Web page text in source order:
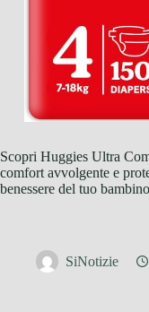
Scopri Huggies Ultra
comfort avvolgente e
benessere del tuo bambino
SiNotizie